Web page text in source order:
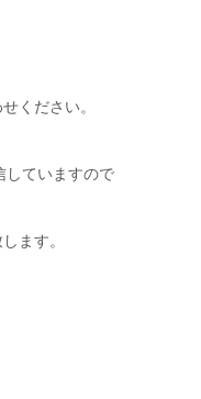
ください。
していますので
ます。